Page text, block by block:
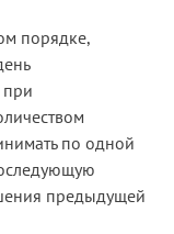
порядке,
при
по одной
предыдущей